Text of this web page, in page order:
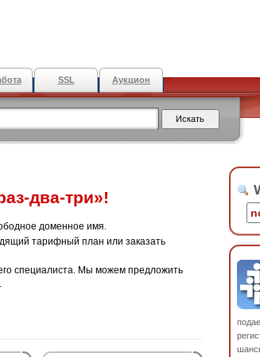
SSL Аукцион
два-три»!
доменное имя.
тарифный план или заказать
специалиста. Мы можем предложить